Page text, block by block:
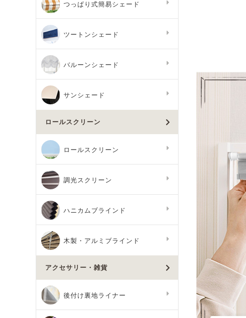
つっぱり式簡易シェード
ツートンシェード
バルーンシェード
サンシェード
ロールスクリーン
ロールスクリーン
調光スクリーン
ハニカムブラインド
木製・アルミブラインド
アクセサリー・雑貨
後付け裏地ライナー